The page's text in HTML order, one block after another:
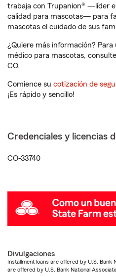
trabaja con Trupanion® —líder
calidad para mascotas— para
mascotas el cuidado de sus
¿Quiere más información?
médico para mascotas,
CO.
Comience su cotización de
¡Es rápido y sencillo!
Credenciales y licencias
CO-33740
Divulgaciones
Installment loans are offered by U.S. Bank
are offered by U.S. Bank National